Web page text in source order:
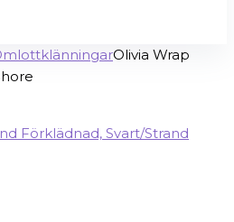
Olivia Wrap